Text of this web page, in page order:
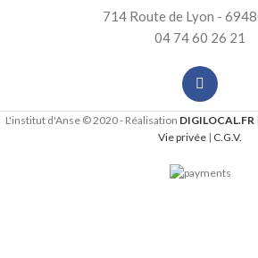
714 Route de Lyon -
04 74 60 26 21
L'institut d'Anse © 2020 - Réalisation DIGILOCAL.FR
Vie privée | C.G.V.